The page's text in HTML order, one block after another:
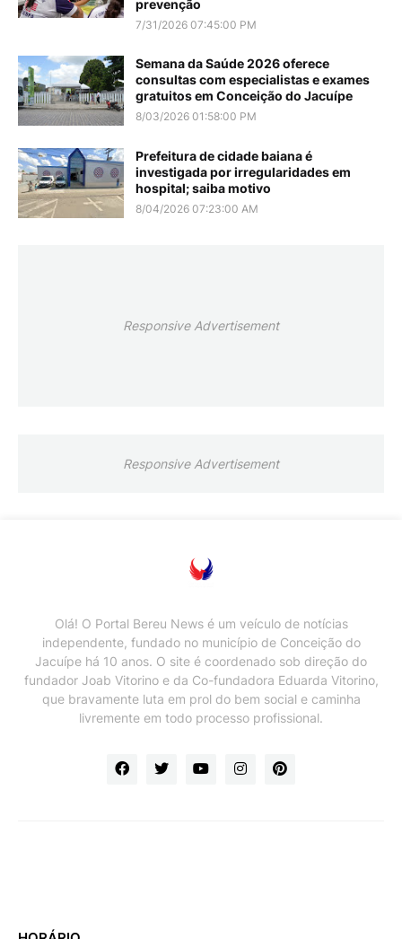
prevenção
7/31/2026 07:45:00 PM
Semana da Saúde 2026 oferece
consultas com especialistas e exames
gratuitos em Conceição do Jacuípe
8/03/2026 01:58:00 PM
Prefeitura de cidade baiana é
investigada por irregularidades em
hospital; saiba motivo
8/04/2026 07:23:00 AM
Responsive Advertisement
Responsive Advertisement
Olá! O Portal Bereu News é um veículo de notícias
independente, fundado no município de Conceição do
Jacuípe há 10 anos. O site é coordenado sob direção do
fundador Joab Vitorino e da Co-fundadora Eduarda Vitorino,
que bravamente luta em prol do bem social e caminha
livremente em todo processo profissional.